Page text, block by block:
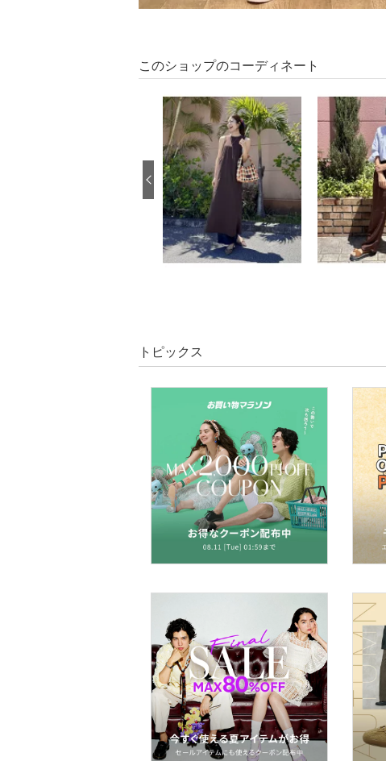
このショップのコーディネート
トピックス